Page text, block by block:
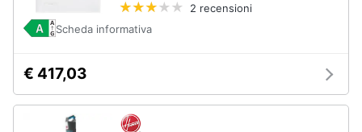
Abbattitore
Macchine
cucire
professionali
Friggitrice
professionale
2 recensioni
Scheda informativa
€ 417,03